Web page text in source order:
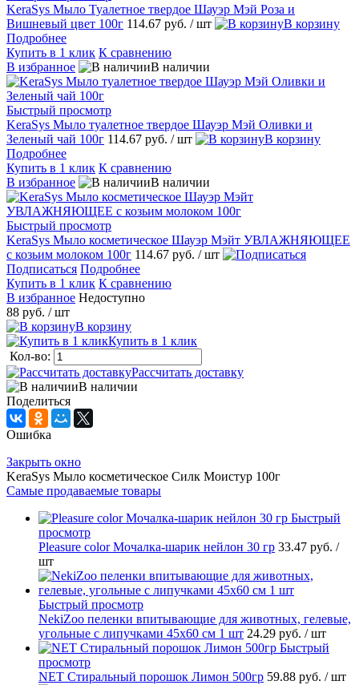
KeraSys Мыло Туалетное твердое Шауэр Мэй Роза и
Вишневый цвет 100г 114.67 руб. / шт
В корзину
Подробнее
Купить в 1 клик К сравнению
В избранное
В наличии
Быстрый просмотр
KeraSys Мыло туалетное твердое Шауэр Мэй Оливки и
Зеленый чай 100г 114.67 руб. / шт
В корзину
Подробнее
Купить в 1 клик К сравнению
В избранное
В наличии
Быстрый просмотр
KeraSys Мыло косметическое Шауэр Мэйт УВЛАЖНЯЮЩЕЕ
с козьим молоком 100г 114.67 руб. / шт
Подписаться Подробнее
Купить в 1 клик К сравнению
В избранное Недоступно
88 руб. / шт
В корзину
Купить в 1 клик
Кол-во:
Рассчитать доставку
В наличии
Поделиться
Ошибка
Закрыть окно
KeraSys Мыло косметическое Силк Моистур 100г
Самые продаваемые товары
Быстрый
просмотр
Pleasure сolor Мочалка-шарик нейлон 30 гр 33.47 руб. /
шт
Быстрый просмотр
NekiZoo пеленки впитывающие для животных, гелевые,
угольные с липучками 45х60 см 1 шт 24.29 руб. / шт
Быстрый
просмотр
NET Стиральный порошок Лимон 500гр 59.88 руб. / шт